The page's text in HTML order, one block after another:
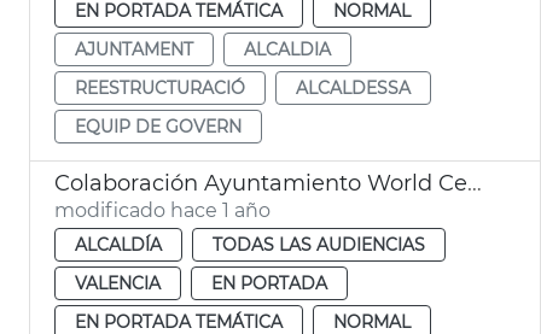
EN PORTADA TEMÁTICA
NORMAL
AJUNTAMENT
ALCALDIA
REESTRUCTURACIÓ
ALCALDESSA
EQUIP DE GOVERN
Colaboración Ayuntamiento World Central Kitchen dana
modificado hace 1 año
ALCALDÍA
TODAS LAS AUDIENCIAS
VALENCIA
EN PORTADA
EN PORTADA TEMÁTICA
NORMAL